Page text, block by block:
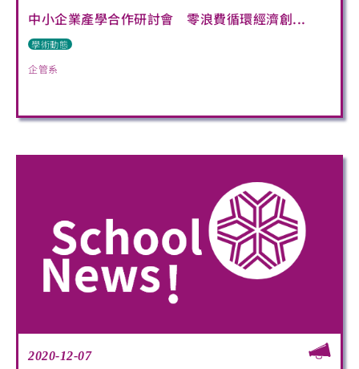
中小企業產學合作研討會 零浪費循環經濟創...
學術動態
企管系
2020-12-07